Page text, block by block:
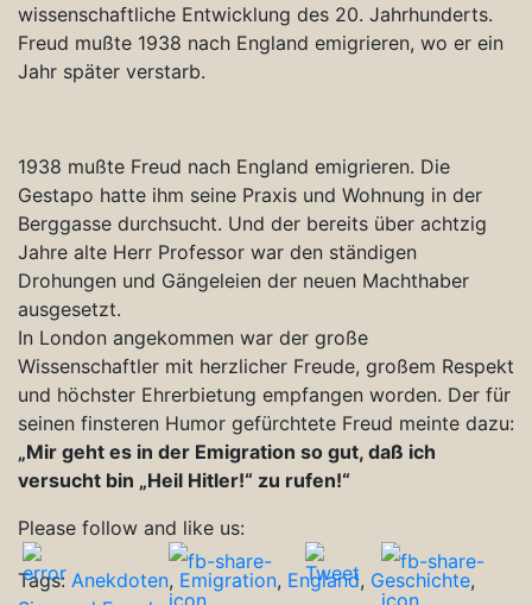
wissenschaftliche Entwicklung des 20. Jahrhunderts.
Freud mußte 1938 nach England emigrieren, wo er ein
Jahr später verstarb.
1938 mußte Freud nach England emigrieren. Die
Gestapo hatte ihm seine Praxis und Wohnung in der
Berggasse durchsucht. Und der bereits über achtzig
Jahre alte Herr Professor war den ständigen
Drohungen und Gängeleien der neuen Machthaber
ausgesetzt.
In London angekommen war der große
Wissenschaftler mit herzlicher Freude, großem Respekt
und höchster Ehrerbietung empfangen worden. Der für
seinen finsteren Humor gefürchtete Freud meinte dazu:
„Mir geht es in der Emigration so gut, daß ich
versucht bin „Heil Hitler!“ zu rufen!“
Please follow and like us:
Tags: Anekdoten, Emigration, England, Geschichte,